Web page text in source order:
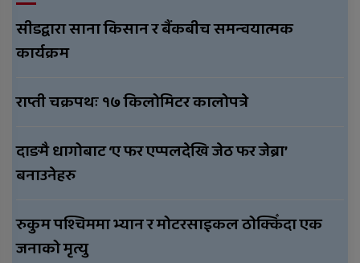
सीडद्वारा साना किसान र बैंकबीच समन्वयात्मक
कार्यक्रम
राप्ती चक्रपथः १७ किलोमिटर कालोपत्रे
दाङमै धागोबाट ‘ए फर एप्पलदेखि जेठ फर जेब्रा’
बनाउनेहरु
रुकुम पश्चिममा भ्यान र मोटरसाइकल ठोक्किँदा एक
जनाको मृत्यु